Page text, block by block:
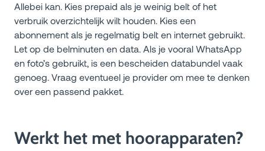
Allebei kan. Kies prepaid als je weinig belt of het
verbruik overzichtelijk wilt houden. Kies een
abonnement als je regelmatig belt en internet gebruikt.
Let op de belminuten en data. Als je vooral WhatsApp
en foto’s gebruikt, is een bescheiden databundel vaak
genoeg. Vraag eventueel je provider om mee te denken
over een passend pakket.
Werkt het met hoorapparaten?